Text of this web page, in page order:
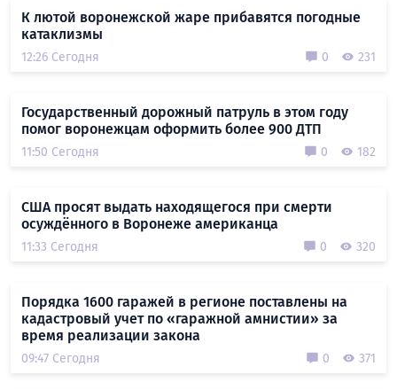
К лютой воронежской жаре прибавятся погодные
катаклизмы
12:26 Сегодня 0 231
Государственный дорожный патруль в этом году
помог воронежцам оформить более 900 ДТП
11:50 Сегодня 0 182
США просят выдать находящегося при смерти
осуждённого в Воронеже американца
11:33 Сегодня 0 320
Порядка 1600 гаражей в регионе поставлены на
кадастровый учет по «гаражной амнистии» за
время реализации закона
09:47 Сегодня 0 371